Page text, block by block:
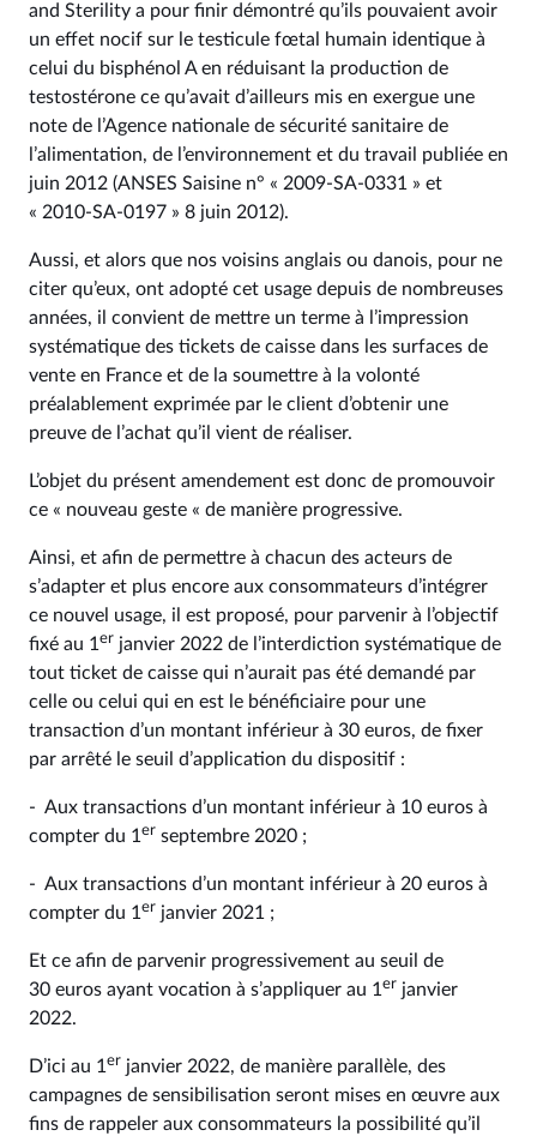
and Sterility a pour finir démontré qu’ils pouvaient avoir
un effet nocif sur le testicule fœtal humain identique à
celui du bisphénol A en réduisant la production de
testostérone ce qu’avait d’ailleurs mis en exergue une
note de l’Agence nationale de sécurité sanitaire de
l’alimentation, de l’environnement et du travail publiée en
juin 2012 (ANSES Saisine n° « 2009-SA-0331 » et
« 2010-SA-0197 » 8 juin 2012).
Aussi, et alors que nos voisins anglais ou danois, pour ne
citer qu’eux, ont adopté cet usage depuis de nombreuses
années, il convient de mettre un terme à l’impression
systématique des tickets de caisse dans les surfaces de
vente en France et de la soumettre à la volonté
préalablement exprimée par le client d’obtenir une
preuve de l’achat qu’il vient de réaliser.
L’objet du présent amendement est donc de promouvoir
ce « nouveau geste « de manière progressive.
Ainsi, et afin de permettre à chacun des acteurs de
s’adapter et plus encore aux consommateurs d’intégrer
ce nouvel usage, il est proposé, pour parvenir à l’objectif
fixé au 1 er janvier 2022 de l’interdiction systématique de
tout ticket de caisse qui n’aurait pas été demandé par
celle ou celui qui en est le bénéficiaire pour une
transaction d’un montant inférieur à 30 euros, de fixer
par arrêté le seuil d’application du dispositif :
- Aux transactions d’un montant inférieur à 10 euros à
compter du 1 er septembre 2020 ;
- Aux transactions d’un montant inférieur à 20 euros à
compter du 1 er janvier 2021 ;
Et ce afin de parvenir progressivement au seuil de
30 euros ayant vocation à s’appliquer au 1 er janvier
2022.
D’ici au 1 er janvier 2022, de manière parallèle, des
campagnes de sensibilisation seront mises en œuvre aux
fins de rappeler aux consommateurs la possibilité qu’il